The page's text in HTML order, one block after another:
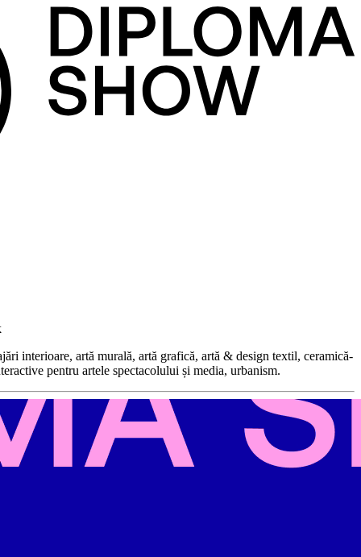
interioare, artă murală, artă grafică, artă & design textil, ceramică-
pentru artele spectacolului și media, urbanism.